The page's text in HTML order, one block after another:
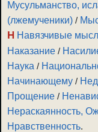
Мусульманство,
(лжемученики) /
Н Навязчивые
Наказание /
Наука /
Начинающему /
Прощение /
Нераскаянность,
Нравственность.